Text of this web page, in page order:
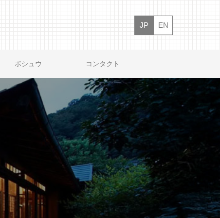
JP EN
ボシュウ コンタクト